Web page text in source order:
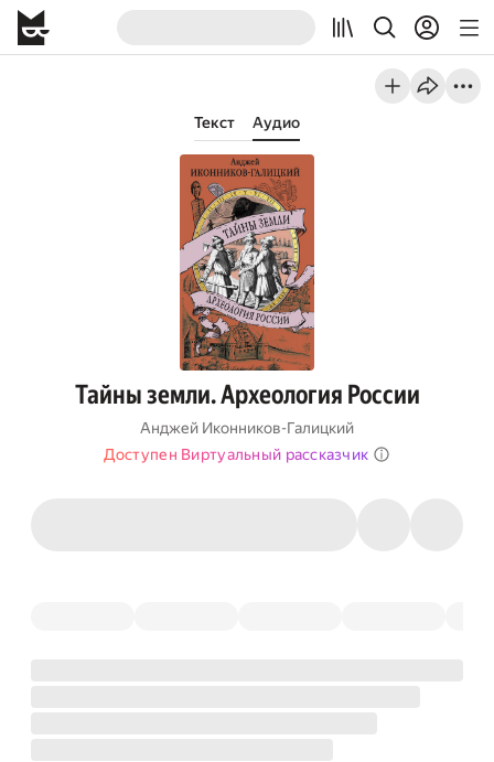
Текст Аудио
Тайны земли. Археология России
Анджей Иконников-Галицкий
Доступен Виртуальный рассказчик